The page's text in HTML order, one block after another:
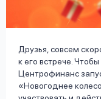
Друзья, совсем
к его встрече.
Центрофинанс
«Новогоднее
данных